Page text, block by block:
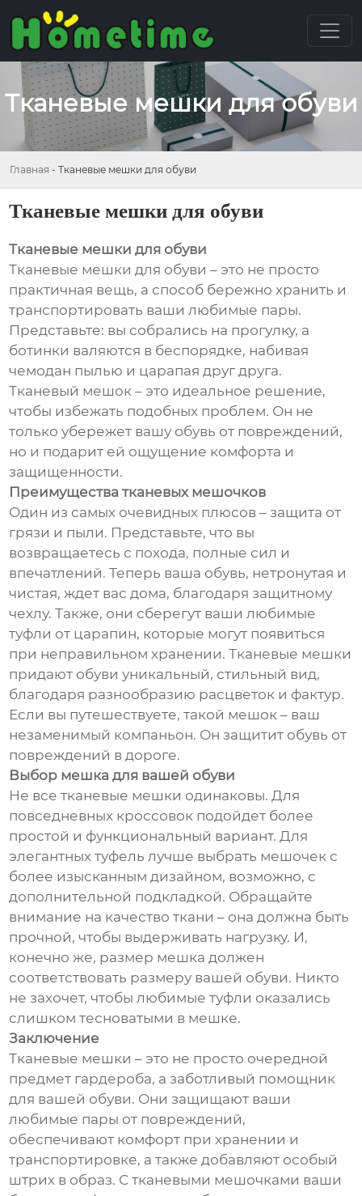
Тканевые мешки для обуви
Главная - Тканевые мешки для обуви
Тканевые мешки для обуви
Тканевые мешки для обуви
Тканевые мешки для обуви – это не просто
практичная вещь, а способ бережно хранить и
транспортировать ваши любимые пары.
Представьте: вы собрались на прогулку, а
ботинки валяются в беспорядке, набивая
чемодан пылью и царапая друг друга.
Тканевый мешок – это идеальное решение,
чтобы избежать подобных проблем. Он не
только убережет вашу обувь от повреждений,
но и подарит ей ощущение комфорта и
защищенности.
Преимущества тканевых мешочков
Один из самых очевидных плюсов – защита от
грязи и пыли. Представьте, что вы
возвращаетесь с похода, полные сил и
впечатлений. Теперь ваша обувь, нетронутая и
чистая, ждет вас дома, благодаря защитному
чехлу. Также, они сберегут ваши любимые
туфли от царапин, которые могут появиться
при неправильном хранении. Тканевые мешки
придают обуви уникальный, стильный вид,
благодаря разнообразию расцветок и фактур.
Если вы путешествуете, такой мешок – ваш
незаменимый компаньон. Он защитит обувь от
повреждений в дороге.
Выбор мешка для вашей обуви
Не все тканевые мешки одинаковы. Для
повседневных кроссовок подойдет более
простой и функциональный вариант. Для
элегантных туфель лучше выбрать мешочек с
более изысканным дизайном, возможно, с
дополнительной подкладкой. Обращайте
внимание на качество ткани – она должна быть
прочной, чтобы выдерживать нагрузку. И,
конечно же, размер мешка должен
соответствовать размеру вашей обуви. Никто
не захочет, чтобы любимые туфли оказались
слишком тесноватыми в мешке.
Заключение
Тканевые мешки – это не просто очередной
предмет гардероба, а заботливый помощник
для вашей обуви. Они защищают ваши
любимые пары от повреждений,
обеспечивают комфорт при хранении и
транспортировке, а также добавляют особый
штрих в образ. С тканевыми мешочками ваши